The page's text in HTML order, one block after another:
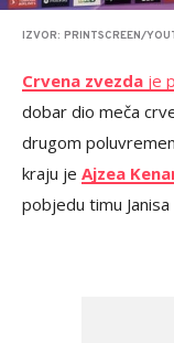
IZVOR: PRINTSCREEN/
Crvena zvezda je
dobar dio meča
drugom
kraju je Ajzea
pobjedu timu